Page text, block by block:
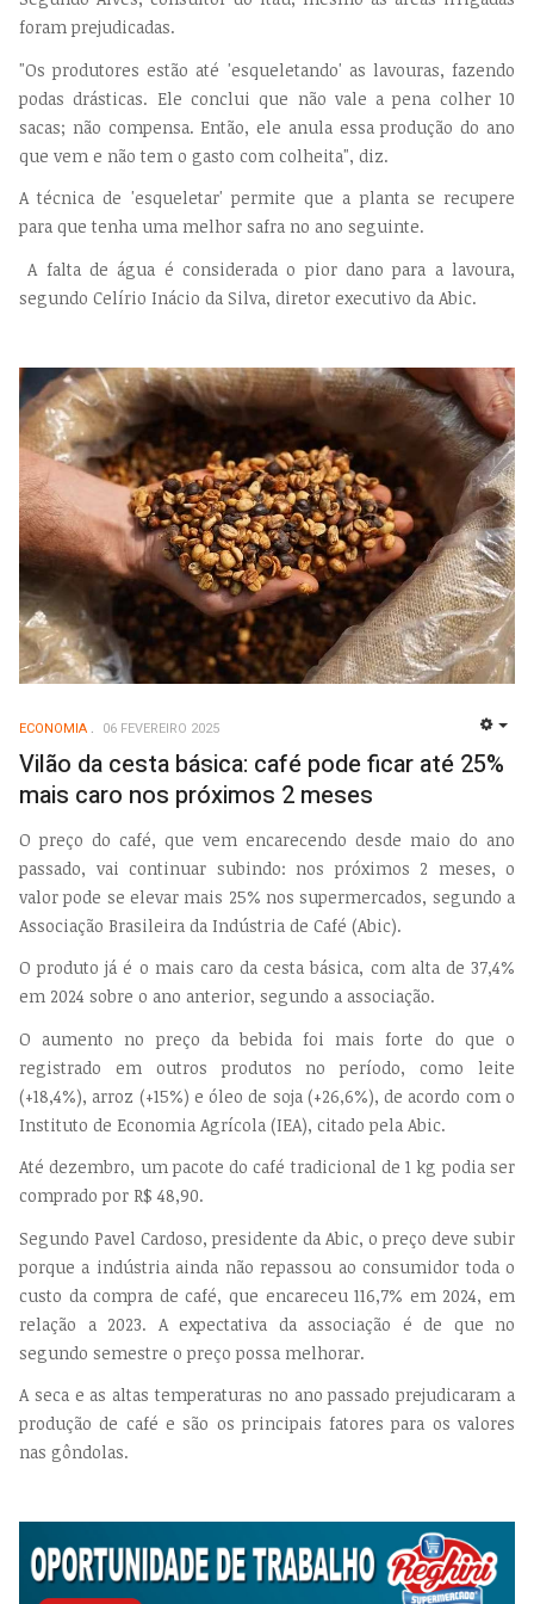
foram prejudicadas.
"Os produtores estão até 'esqueletando' as lavouras, fazendo
podas drásticas. Ele conclui que não vale a pena colher 10
sacas; não compensa. Então, ele anula essa produção do ano
que vem e não tem o gasto com colheita", diz.
A técnica de 'esqueletar' permite que a planta se recupere
para que tenha uma melhor safra no ano seguinte.
A falta de água é considerada o pior dano para a lavoura,
segundo Celírio Inácio da Silva, diretor executivo da Abic.
ECONOMIA 06 FEVEREIRO 2025
Vilão da cesta básica: café pode ficar até 25%
mais caro nos próximos 2 meses
O preço do café, que vem encarecendo desde maio do ano
passado, vai continuar subindo: nos próximos 2 meses, o
valor pode se elevar mais 25% nos supermercados, segundo a
Associação Brasileira da Indústria de Café (Abic).
O produto já é o mais caro da cesta básica, com alta de 37,4%
em 2024 sobre o ano anterior, segundo a associação.
O aumento no preço da bebida foi mais forte do que o
registrado em outros produtos no período, como leite
(+18,4%), arroz (+15%) e óleo de soja (+26,6%), de acordo com o
Instituto de Economia Agrícola (IEA), citado pela Abic.
Até dezembro, um pacote do café tradicional de 1 kg podia ser
comprado por R$ 48,90.
Segundo Pavel Cardoso, presidente da Abic, o preço deve subir
porque a indústria ainda não repassou ao consumidor toda o
custo da compra de café, que encareceu 116,7% em 2024, em
relação a 2023. A expectativa da associação é de que no
segundo semestre o preço possa melhorar.
A seca e as altas temperaturas no ano passado prejudicaram a
produção de café e são os principais fatores para os valores
nas gôndolas.